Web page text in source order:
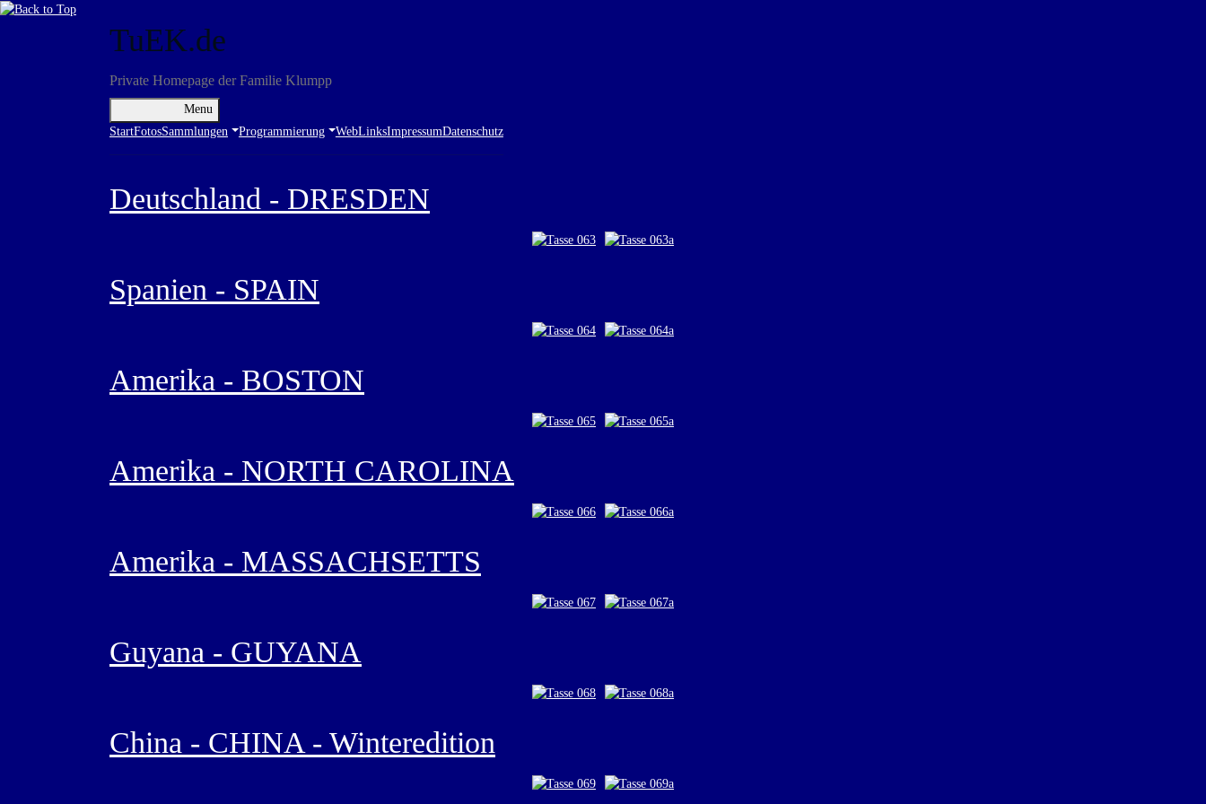
TuEK.de
Private Homepage der Familie Klumpp
Menu
StartFotosSammlungen Programmierung WebLinksImpressumDatenschutz
Deutschland - DRESDEN
Spanien - SPAIN
Amerika - BOSTON
Amerika - NORTH CAROLINA
Amerika - MASSACHSETTS
Guyana - GUYANA
China - CHINA - Winteredition